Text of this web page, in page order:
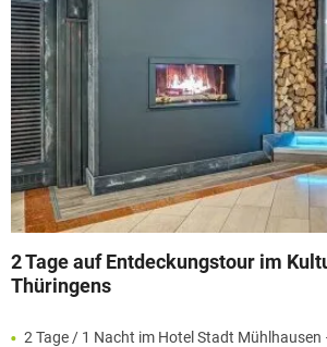
2 Tage auf Entdeckungstour im
Thüringens
2 Tage / 1 Nacht im Hotel Stadt Mühlhausen